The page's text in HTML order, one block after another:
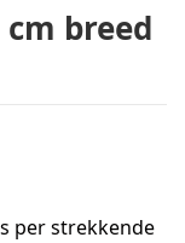
breed
per strekkende